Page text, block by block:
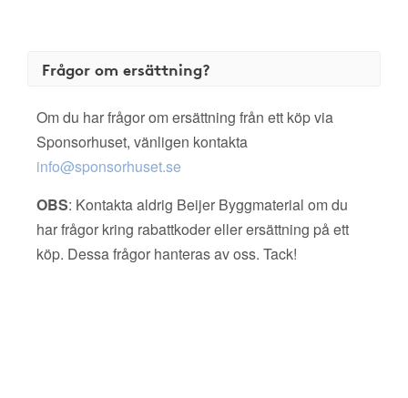
Frågor om ersättning?
Om du har frågor om ersättning från ett köp via
Sponsorhuset, vänligen kontakta
info@sponsorhuset.se
OBS: Kontakta aldrig Beijer Byggmaterial om du
har frågor kring rabattkoder eller ersättning på ett
köp. Dessa frågor hanteras av oss. Tack!